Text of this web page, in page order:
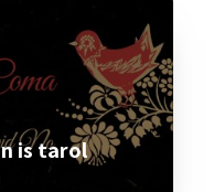
is tarol